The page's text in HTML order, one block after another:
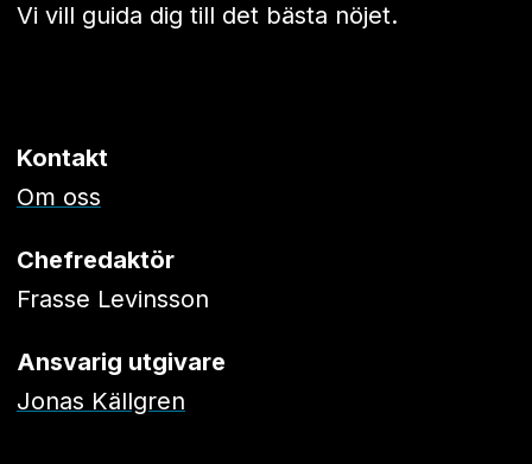
Vi vill guida dig till det bästa nöjet.
Kontakt
Om oss
Chefredaktör
Frasse Levinsson
Ansvarig utgivare
Jonas Källgren